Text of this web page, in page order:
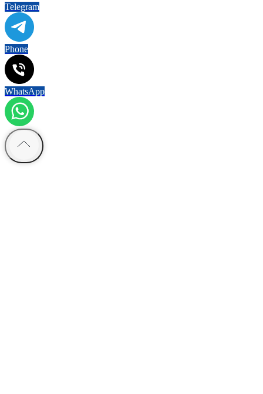
Telegram
Phone
WhatsApp